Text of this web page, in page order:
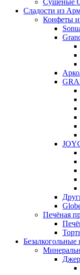
Сушеные
Сладости из
Конфеты
Печёная
Безалкогольные